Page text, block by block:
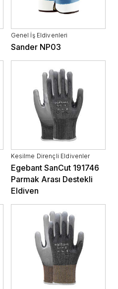
Genel İş Eldivenleri
Sander NP03
Kesilme Dirençli Eldivenler
Egebant SanCut 191746
Parmak Arası Destekli
Eldiven